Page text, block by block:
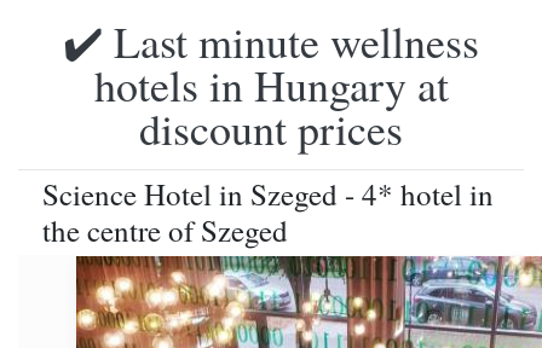
✔️ Last minute wellness
hotels in Hungary at
discount prices
Science Hotel in Szeged - 4* hotel in
the centre of Szeged